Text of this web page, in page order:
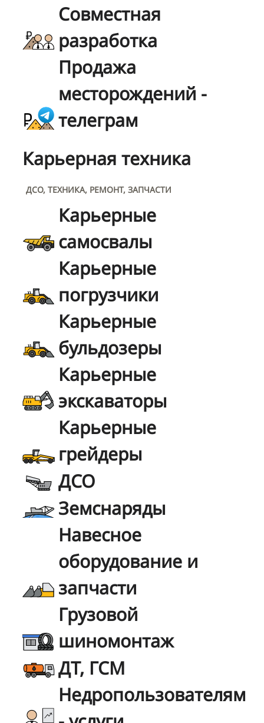
Совместная
разработка
Продажа
месторождений -
телеграм
Карьерная техника
ДСО, ТЕХНИКА, РЕМОНТ, ЗАПЧАСТИ
Карьерные
самосвалы
Карьерные
погрузчики
Карьерные
бульдозеры
Карьерные
экскаваторы
Карьерные
грейдеры
ДСО
Земснаряды
Навесное
оборудование и
запчасти
Грузовой
шиномонтаж
ДТ, ГСМ
Недропользователям